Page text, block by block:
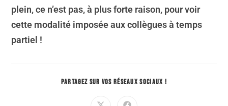
plein, ce n’est pas, à plus forte raison, pour voir
cette modalité imposée aux collègues à temps
partiel !
PARTAGEZ SUR VOS RÉSEAUX SOCIAUX !